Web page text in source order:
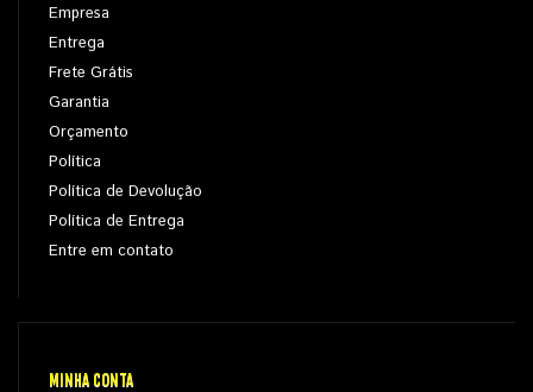
Empresa
Entrega
Frete Grátis
Garantia
Orçamento
Política
Política de Devolução
Política de Entrega
Entre em contato
MINHA CONTA